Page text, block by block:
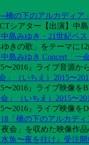
橋の下のアルカディア
シアター【出演】中
島みゆき・21世紀ベ
きの歌」をテーマに
島みゆき Concert「一
〜2016』ライブ音源
」（いちえ）2015〜
〜2016』ライブ映像
」（いちえ）2015〜
〜2016』ライブ映像
「橋の下のアルカディ
会」を収めた映像作
魚〜夜を往け』受注開